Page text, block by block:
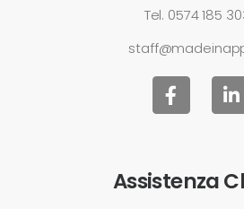
Tel. 0574 185
Assistenza